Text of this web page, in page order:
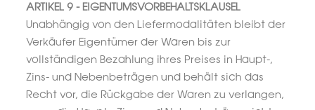
ARTIKEL 9 - EIGENTUMSVORBEHALTSKLAUSEL
Unabhängig von den Liefermodalitäten bleibt der
Verkäufer Eigentümer der Waren bis zur
vollständigen Bezahlung ihres Preises in Haupt-,
Zins- und Nebenbeträgen und behält sich das
Recht vor, die Rückgabe der Waren zu verlangen,